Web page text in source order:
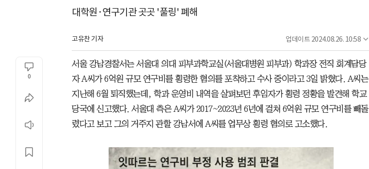
대학원·연구기관 곳곳 '풀링' 폐해
고유찬 기자 업데이트 2024.08.26. 10:58
0
서울 강남경찰서는 서울대 의대 피부과학교실(서울대병원 피부과) 학과장 전직 회계담당
자 A씨가 6억원 규모 연구비를 횡령한 혐의를 포착하고 수사 중이라고 3일 밝혔다. A씨는
지난해 6월 퇴직했는데, 학과 운영비 내역을 살펴보던 후임자가 횡령 정황을 발견해 학교
당국에 신고했다. 서울대 측은 A씨가 2017~2023년 6년에 걸쳐 6억원 규모 연구비를 빼돌
렸다고 보고 그의 거주지 관할 강남서에 A씨를 업무상 횡령 혐의로 고소했다.